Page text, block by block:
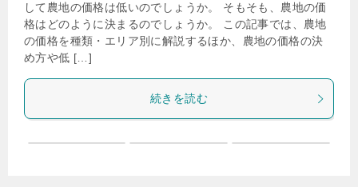
して農地の価格は低いのでしょうか。 そもそも、農地の価
格はどのように決まるのでしょうか。 この記事では、農地
の価格を種類・エリア別に解説するほか、農地の価格の決
め方や低 […]
続きを読む